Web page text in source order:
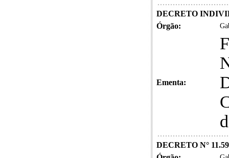
DECRETO
Órgão:
Ementa:
DECRETO N°